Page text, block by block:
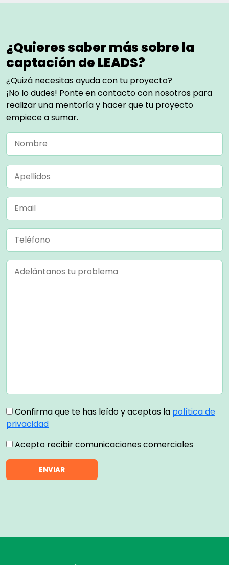
¿Quieres saber más sobre la
captación de LEADS?
¿Quizá necesitas ayuda con tu proyecto?
¡No lo dudes! Ponte en contacto con nosotros para
realizar una mentoría y hacer que tu proyecto
empiece a sumar.
favor,
deja
este
campo
vacío.
Confirma que te has leído y aceptas la política de
privacidad
Acepto recibir comunicaciones comerciales